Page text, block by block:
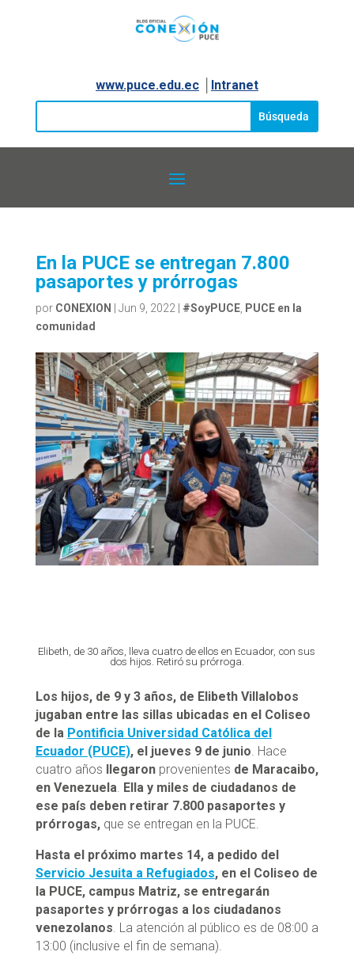
www.puce.edu.ec│ Intranet
En la PUCE se entregan 7.800
pasaportes y prórrogas
por CONEXION Jun 9, 2022| #SoyPUCE, PUCE en la
comunidad
Elibeth, de 30 años, lleva cuatro de ellos en Ecuador, con sus
dos hijos. Retiró su prórroga.
Los hijos, de 9 y 3 años, de Elibeth Villalobos
jugaban entre las sillas ubicadas en el Coliseo
de la Pontificia Universidad Católica del
Ecuador (PUCE), el jueves 9 de junio. Hace
cuatro años
llegaronprovenientes de Maracaibo,
en Venezuela. Ella y miles de ciudadanos de
ese país deben retirar 7.800 pasaportes y
prórrogas, que se entregan en la PUCE.
Hasta el próximo martes 14, a pedido del
Servicio Jesuita a Refugiados, en el Coliseo de
la PUCE, campus Matriz, se entregarán
pasaportes y prórrogas a los ciudadanos
venezolanos. La atención al público es de 08:00 a
13:00 (inclusive el fin de semana).